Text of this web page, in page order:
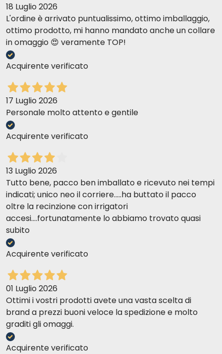
18 Luglio 2026
L'ordine è arrivato puntualissimo, ottimo imballaggio,
ottimo prodotto, mi hanno mandato anche un collare
in omaggio 😍 veramente TOP!
Acquirente verificato
17 Luglio 2026
Personale molto attento e gentile
Acquirente verificato
13 Luglio 2026
Tutto bene, pacco ben imballato e ricevuto nei tempi
indicati; unico neo il corriere.....ha buttato il pacco
oltre la recinzione con irrigatori
accesi....fortunatamente lo abbiamo trovato quasi
subito
Acquirente verificato
01 Luglio 2026
Ottimi i vostri prodotti avete una vasta scelta di
brand a prezzi buoni veloce la spedizione e molto
graditi gli omaggi.
Acquirente verificato